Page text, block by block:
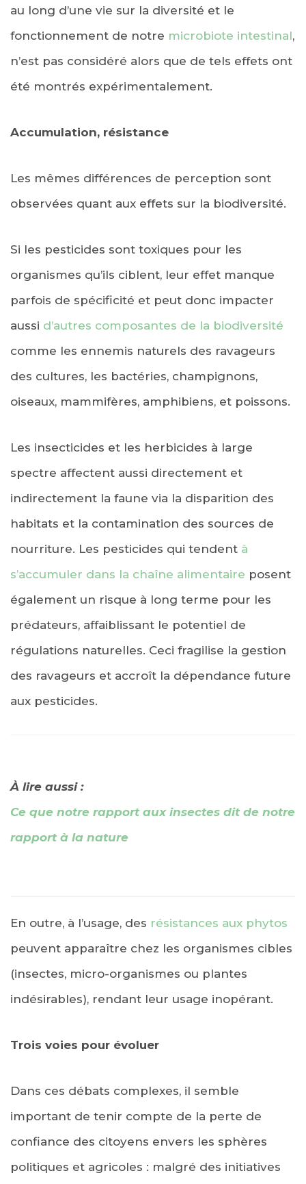
au long d’une vie sur la diversité et le
fonctionnement de notre microbiote intestinal,
n’est pas considéré alors que de tels effets ont
été montrés expérimentalement.
Accumulation, résistance
Les mêmes différences de perception sont
observées quant aux effets sur la biodiversité.
Si les pesticides sont toxiques pour les
organismes qu’ils ciblent, leur effet manque
parfois de spécificité et peut donc impacter
aussi d’autres composantes de la biodiversité
comme les ennemis naturels des ravageurs
des cultures, les bactéries, champignons,
oiseaux, mammifères, amphibiens, et poissons.
Les insecticides et les herbicides à large
spectre affectent aussi directement et
indirectement la faune via la disparition des
habitats et la contamination des sources de
nourriture. Les pesticides qui tendent à
s’accumuler dans la chaîne alimentaire posent
également un risque à long terme pour les
prédateurs, affaiblissant le potentiel de
régulations naturelles. Ceci fragilise la gestion
des ravageurs et accroît la dépendance future
aux pesticides.
À lire aussi :
Ce que notre rapport aux insectes dit de notre
rapport à la nature
En outre, à l’usage, des résistances aux phytos
peuvent apparaître chez les organismes cibles
(insectes, micro-organismes ou plantes
indésirables), rendant leur usage inopérant.
Trois voies pour évoluer
Dans ces débats complexes, il semble
important de tenir compte de la perte de
confiance des citoyens envers les sphères
politiques et agricoles : malgré des initiatives